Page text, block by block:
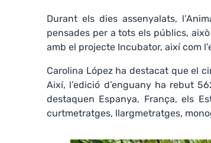
Durant els dies assenyalats,
pensades per a tots els públics,
amb el projecte Incubator, així com
Carolina López ha destacat que el
Així, l’edició d’enguany ha rebut
destaquen Espanya, França, els
curtmetratges, llargmetratges,